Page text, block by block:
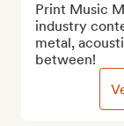
Print Music
industry
metal,
between!